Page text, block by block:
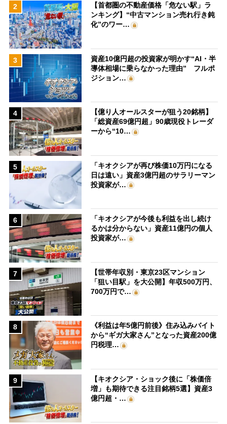
2
【首都圏の不動産価格「危ない駅」ラ
ンキング】“中古マンション売れ行き鈍
化”のワー…
3
資産10億円超の投資家が明かす“AI・半
導体相場に乗らなかった理由” フルポ
ジション…
4
【億り人オールスターが狙う20銘柄】
「総資産69億円超」90歳現役トレーダ
ーから“10…
5
「キオクシアが再び株価10万円になる
日は遠い」資産3億円超のサラリーマン
投資家が…
6
「キオクシアが今後も利益を出し続け
るかは分からない」資産11億円の個人
投資家が…
7
【世帯年収別・東京23区マンション
「狙い目駅」を大公開】年収500万円、
700万円で…
8
《利益は年5億円前後》住み込みバイト
から“ギガ大家さん”となった資産200億
円税理…
9
【キオクシア・ショック後に「株価倍
増」も期待できる注目銘柄5選】資産3
億円超・…